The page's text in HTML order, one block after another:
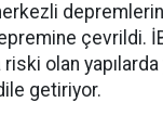
çevrildi.
riski olan
getiriyor.